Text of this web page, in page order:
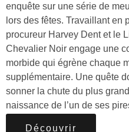
enquête sur une série de
lors des fêtes. Travaillant en
procureur Harvey Dent et le
Chevalier Noir engage une
morbide qui égrène chaque
supplémentaire. Une quête
sonner la chute du plus
naissance de l’un de ses
Découvrir